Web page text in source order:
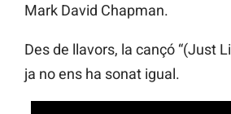
Mark David Chapman.
Des de llavors, la cançó “(Just
ja no ens ha sonat igual.